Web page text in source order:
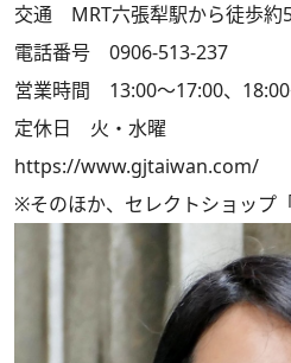
交通 MRT六張犁駅から徒歩約
電話番号 0906-513-237
営業時間 13:00～17:00、
定休日 火・水曜
https://www.gjtaiwan.com/
※そのほか、セレクトショップ